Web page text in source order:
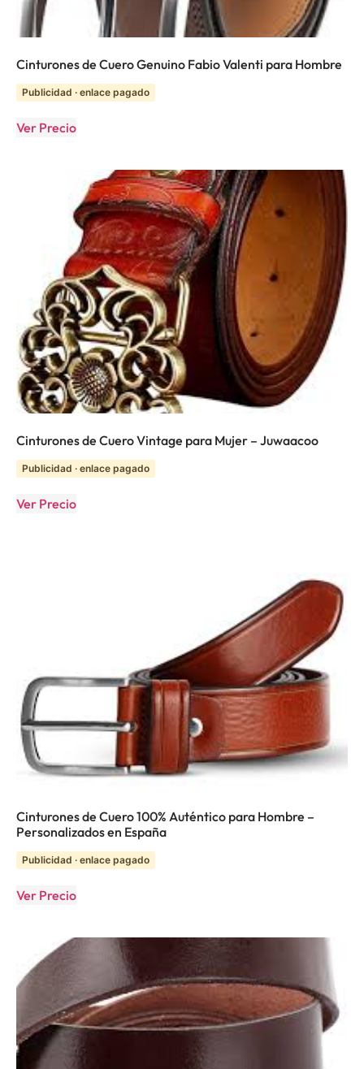
Cinturones de Cuero Genuino Fabio Valenti para Hombre
Publicidad · enlace pagado
Ver Precio
Cinturones de Cuero Vintage para Mujer – Juwaacoo
Publicidad · enlace pagado
Ver Precio
Cinturones de Cuero 100% Auténtico para Hombre –
Personalizados en España
Publicidad · enlace pagado
Ver Precio